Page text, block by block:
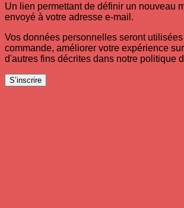
Un lien permettant de définir un nouveau
envoyé à votre adresse e-mail.
Vos données personnelles seront
commande, améliorer votre expérience
d'autres fins décrites dans notre politique
S’inscrire